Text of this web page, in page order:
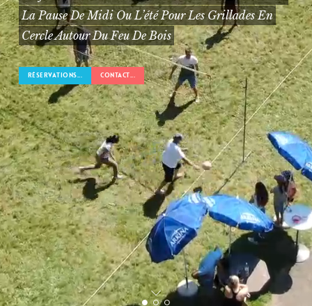
La Pause De Midi Ou L’été Pour Les Grillades En
Cercle Autour Du Feu De Bois
RÉSERVATIONS... CONTACT...